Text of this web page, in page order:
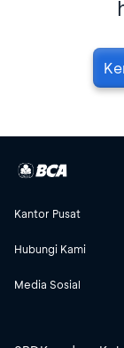
Kantor Pusat
Hubungi Kami
Media Sosial